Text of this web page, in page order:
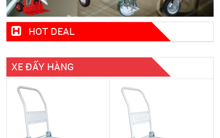
HOT DEAL
XE ĐẨY HÀNG
XE ĐẨY HÀNG 2 BÁNH
XE ĐẨY HÀNG 4 BÁNH
XE ĐẨY HÀNG GẤP GỌN
Tất cả